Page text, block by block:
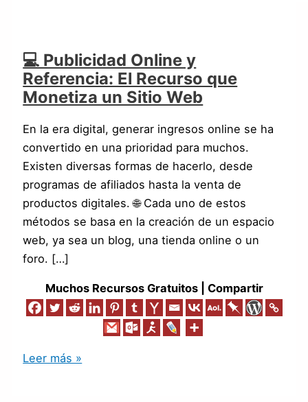
💻 Publicidad Online y
Referencia: El Recurso que
Monetiza un Sitio Web
En la era digital, generar ingresos online se ha
convertido en una prioridad para muchos.
Existen diversas formas de hacerlo, desde
programas de afiliados hasta la venta de
productos digitales. 🌐 Cada uno de estos
métodos se basa en la creación de un espacio
web, ya sea un blog, una tienda online o un
foro. […]
Muchos Recursos Gratuitos | Compartir
Leer más »